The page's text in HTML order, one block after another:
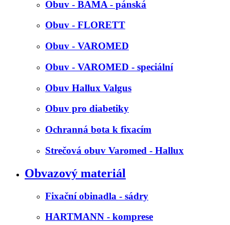
Obuv - BAMA - pánská
Obuv - FLORETT
Obuv - VAROMED
Obuv - VAROMED - speciální
Obuv Hallux Valgus
Obuv pro diabetiky
Ochranná bota k fixacím
Strečová obuv Varomed - Hallux
Obvazový materiál
Fixační obinadla - sádry
HARTMANN - komprese